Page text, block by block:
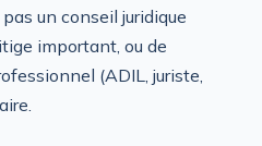
un conseil juridique
important, ou de
(ADIL, juriste,